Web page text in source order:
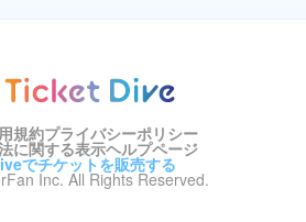
規約プライバシーポリシー
に関する表示ヘルプページ
でチケットを販売する
Inc. All Rights Reserved.